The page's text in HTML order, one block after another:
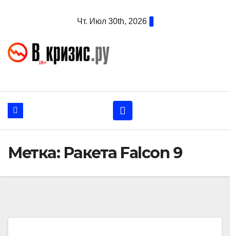
Чт. Июл 30th, 2026
Метка: Ракета Falcon 9